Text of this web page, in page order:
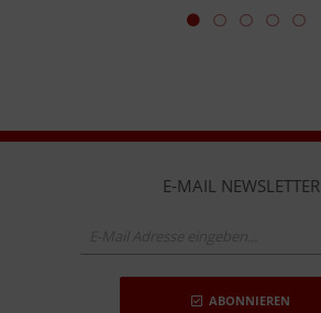
E-MAIL NEWSLETTER
ABONNIEREN